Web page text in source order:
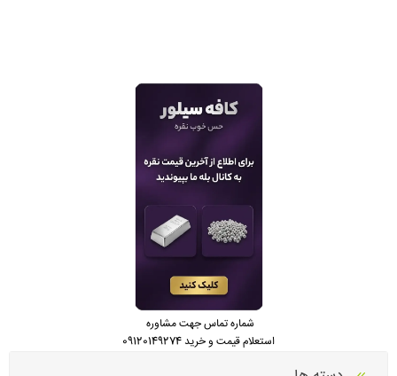
شماره تماس جهت مشاوره
استعلام قیمت و خرید 09120149274